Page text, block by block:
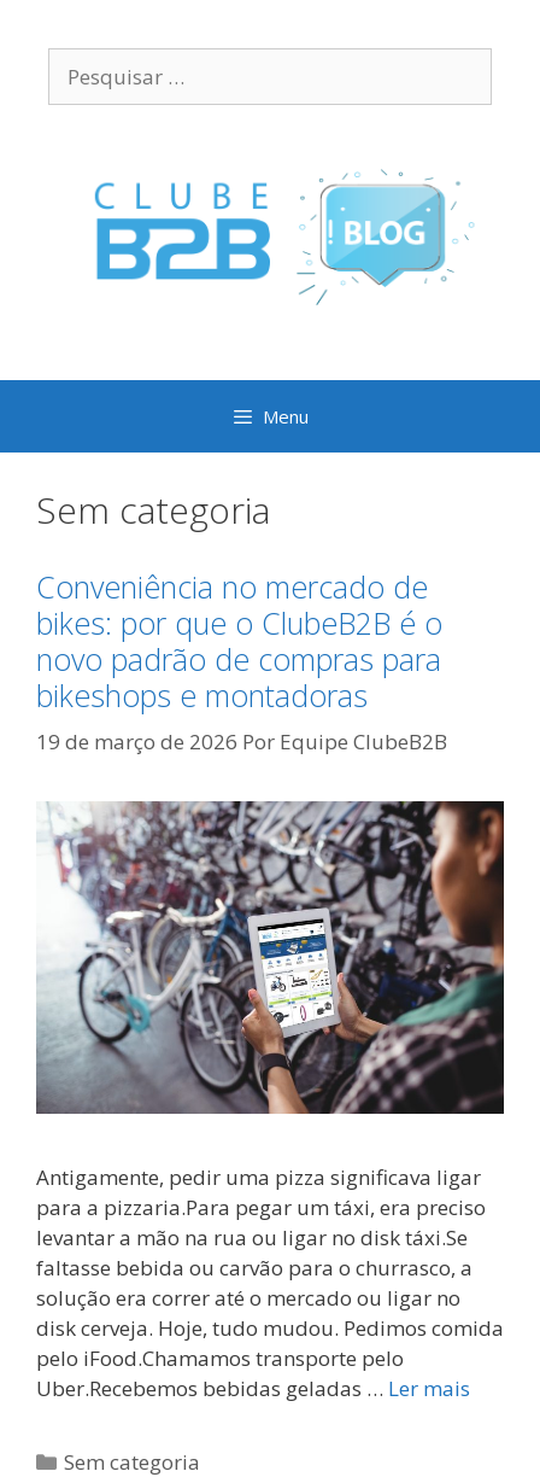
conteúdo
por:
Menu
Sem categoria
Conveniência no mercado de
bikes: por que o ClubeB2B é o
novo padrão de compras para
bikeshops e montadoras
19 de março de 2026 Por Equipe ClubeB2B
Antigamente, pedir uma pizza significava ligar
para a pizzaria.Para pegar um táxi, era preciso
levantar a mão na rua ou ligar no disk táxi.Se
faltasse bebida ou carvão para o churrasco, a
solução era correr até o mercado ou ligar no
disk cerveja. Hoje, tudo mudou. Pedimos comida
pelo iFood.Chamamos transporte pelo
Uber.Recebemos bebidas geladas … Ler mais
Categorias
Sem categoria